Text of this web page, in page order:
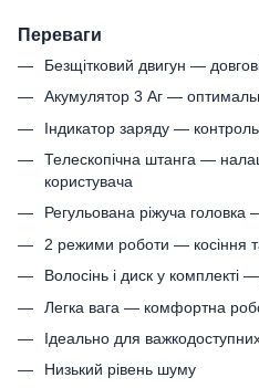
Переваги
Безщітковий двигун —
Акумулятор 3 Аг —
Індикатор заряду —
Телескопічна штанга —
користувача
Регульована ріжуча головка
2 режими роботи — косіння
Волосінь і диск у комплекті
Легка вага — комфортна
Ідеально для
Низький рівень шуму